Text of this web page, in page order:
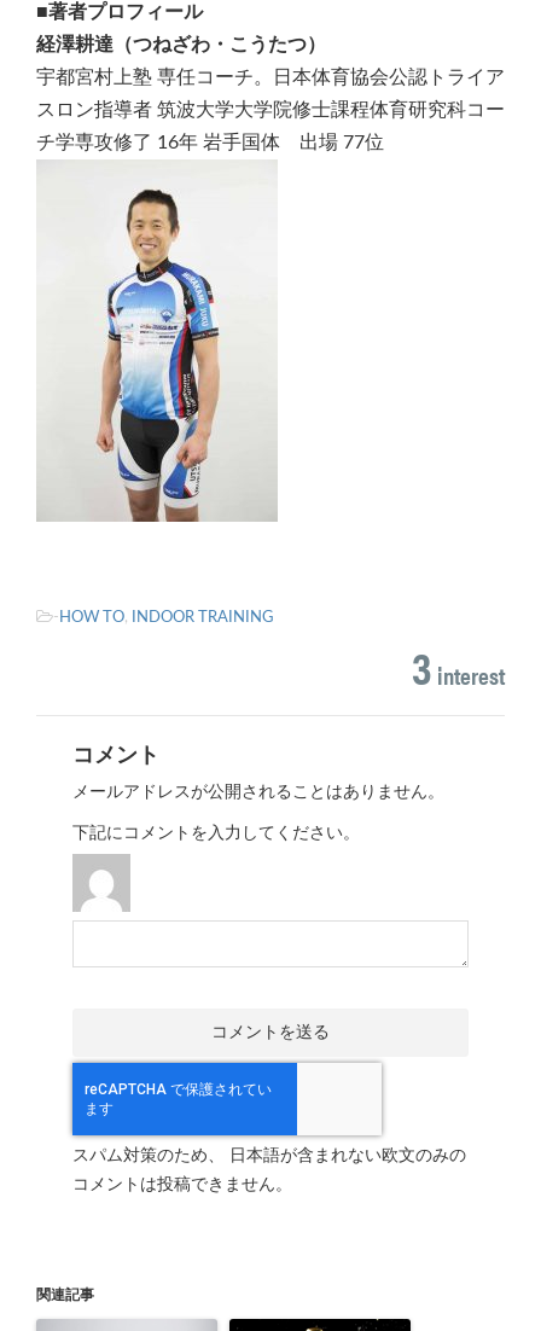
■著者プロフィール
経澤耕達（つねざわ・こうたつ）
宇都宮村上塾 専任コーチ。日本体育協会公認トライア
スロン指導者 筑波大学大学院修士課程体育研究科コー
チ学専攻修了 16年 岩手国体 出場 77位
- HOW TO, INDOOR TRAINING
3 interest
コメント
メールアドレスが公開されることはありません。
下記にコメントを入力してください。
スパム対策のため、 日本語が含まれない欧文のみの
コメントは投稿できません。
関連記事